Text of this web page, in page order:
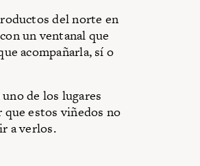
del norte en
un ventanal que
acompañarla, sí o
de los lugares
que estos viñedos no
a verlos.